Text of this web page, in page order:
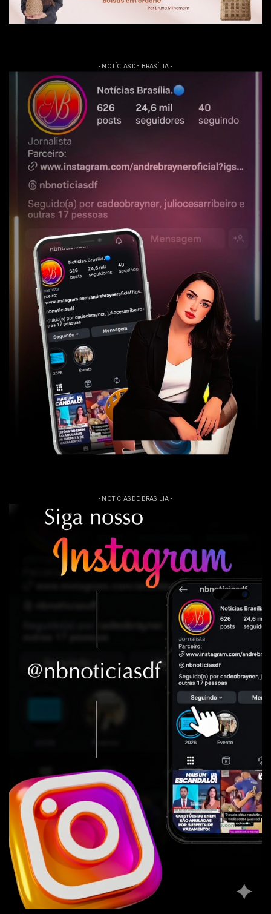
- NOTÍCIAS DE BRASÍLIA -
- NOTÍCIAS DE BRASÍLIA -